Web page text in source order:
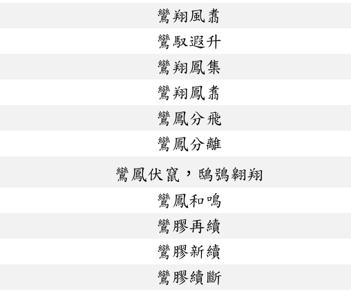
鸞翔風翥
鸞馭遐升
鸞翔鳳集
鸞翔鳳翥
鸞鳳分飛
鸞鳳分離
鸞鳳伏竄，鴟鴞翱翔
鸞鳳和鳴
鸞膠再續
鸞膠新續
鸞膠續斷